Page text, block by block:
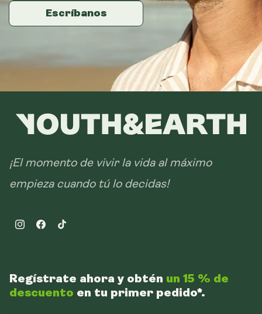
28 sobres
Escríbanos
Escríbanos
Escríbanos
¡El momento de vivir la vida al máximo
empieza cuando tú lo decidas!
InstagramFacebookTikTok
Regístrate ahora y obtén un 15 % de
descuento en tu primer pedido*.